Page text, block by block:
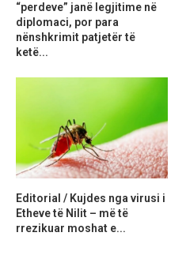
“perdeve” janë legjitime në
diplomaci, por para
nënshkrimit patjetër të
ketë...
Editorial / Kujdes nga virusi i
Etheve të Nilit – më të
rrezikuar moshat e...